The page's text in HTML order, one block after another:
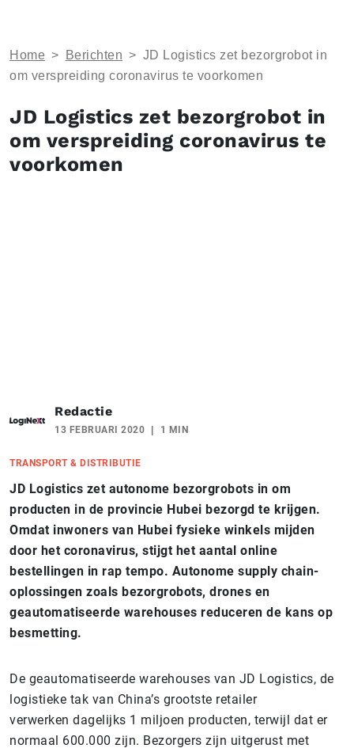
Home > Berichten > JD Logistics zet bezorgrobot in
om verspreiding coronavirus te voorkomen
JD Logistics zet bezorgrobot in
om verspreiding coronavirus te
voorkomen
Redactie
13 FEBRUARI 2020 1 MIN
TRANSPORT & DISTRIBUTIE
JD Logistics zet autonome bezorgrobots in om
producten in de provincie Hubei bezorgd te krijgen.
Omdat inwoners van Hubei fysieke winkels mijden
door het coronavirus, stijgt het aantal online
bestellingen in rap tempo. Autonome supply chain-
oplossingen zoals bezorgrobots, drones en
geautomatiseerde warehouses reduceren de kans op
besmetting.
De geautomatiseerde warehouses van JD Logistics, de
logistieke tak van China’s grootste retailer
verwerken dagelijks 1 miljoen producten, terwijl dat er
normaal 600.000 zijn. Bezorgers zijn uitgerust met